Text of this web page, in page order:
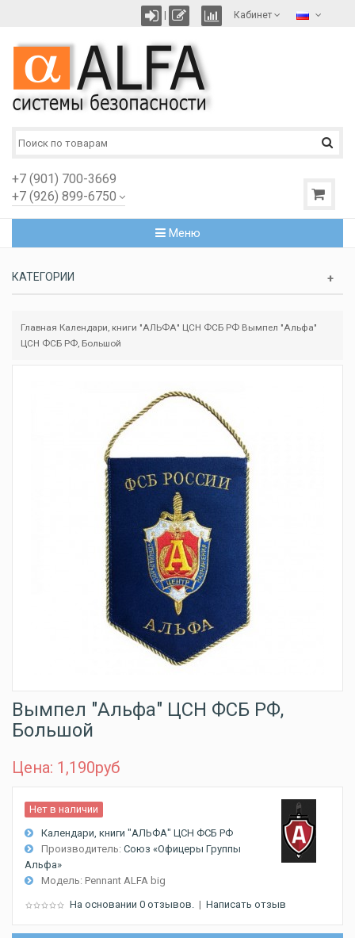
Кабинет
+7 (901) 700-3669
+7 (926) 899-6750
Меню
КАТЕГОРИИ
Главная Календари, книги "АЛЬФА" ЦСН ФСБ PФ Вымпел "Альфа"
ЦСН ФСБ РФ, Большой
Вымпел "Альфа" ЦСН ФСБ РФ,
Большой
Цена: 1,190руб
Нет в наличии
Календари, книги "АЛЬФА" ЦСН ФСБ PФ
Производитель: Союз «Офицеры Группы
Альфа»
Модель: Pennant ALFA big
На основании 0 отзывов. | Написать отзыв